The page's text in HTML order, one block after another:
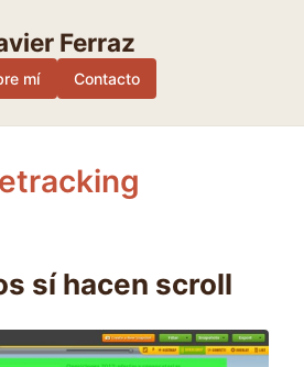
Ferraz
mí Contacto
sí hacen scroll